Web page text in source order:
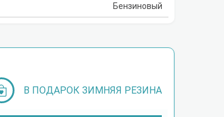
Бензиновый
В ПОДАРОК ЗИМНЯЯ РЕЗИНА